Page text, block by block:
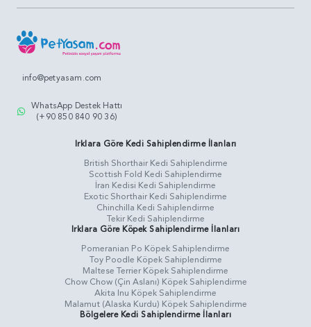
info@petyasam.com
WhatsApp Destek Hattı
(+90 850 840 90 36)
Irklara Göre Kedi Sahiplendirme İlanları
British Shorthair Kedi Sahiplendirme
Scottish Fold Kedi Sahiplendirme
İran Kedisi Kedi Sahiplendirme
Exotic Shorthair Kedi Sahiplendirme
Chinchilla Kedi Sahiplendirme
Tekir Kedi Sahiplendirme
Irklara Göre Köpek Sahiplendirme İlanları
Pomeranian Po Köpek Sahiplendirme
Toy Poodle Köpek Sahiplendirme
Maltese Terrier Köpek Sahiplendirme
Chow Chow (Çin Aslanı) Köpek Sahiplendirme
Akita Inu Köpek Sahiplendirme
Malamut (Alaska Kurdu) Köpek Sahiplendirme
Bölgelere Kedi Sahiplendirme İlanları